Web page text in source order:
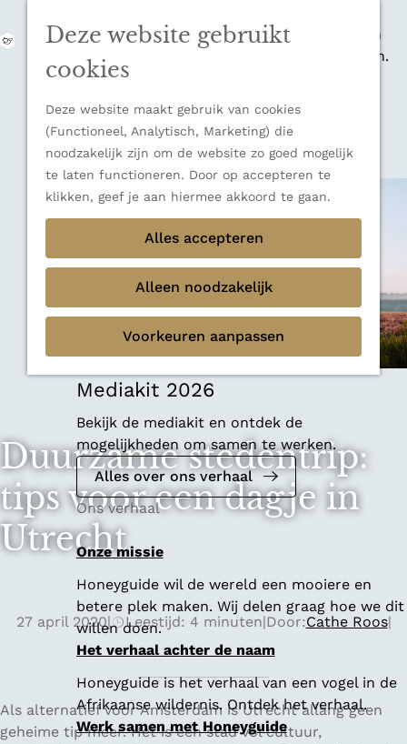
Deze website gebruikt
cookies
Deze website maakt gebruik van cookies
(Functioneel, Analytisch, Marketing) die
noodzakelijk zijn om de website zo goed mogelijk
te laten functioneren. Door op accepteren te
klikken, geef je aan hiermee akkoord te gaan.
Alles accepteren
Alleen noodzakelijk
Voorkeuren aanpassen
M
e
n
u
veelzijdige bestemming voor wie houdt van
natuur, rust en adembenemende uitzichten.
Ontdek alle bestemmingen
Sluiten
Thema's
Verborgen parels
Terug
Ons verhaal
Mediakit 2026
Bekijk de mediakit en ontdek de
mogelijkheden om samen te werken.
Alles over ons verhaal
Ons verhaal
Onze missie
Honeyguide wil de wereld een mooiere en
betere plek maken. Wij delen graag hoe we dit
willen doen.
Het verhaal achter de naam
Honeyguide is het verhaal van een vogel in de
Afrikaanse wildernis. Ontdek het verhaal.
Werk samen met Honeyguide
Duurzame stedentrip:
tips voor een dagje in
Utrecht
27 april 2020| Leestijd: 4 minuten|Door:Cathe Roos|
Als alternatief voor Amsterdam is Utrecht allang geen
geheime tip meer. Het is een stad vol cultuur,